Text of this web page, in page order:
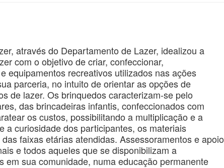
através do Departamento de Lazer, idealizou a
com o objetivo de criar, confeccionar,
equipamentos recreativos utilizados nas ações
parceria, no intuito de orientar as opções de
de lazer. Os brinquedos caracterizam-se pelo
das brincadeiras infantis, confeccionados com
os custos, possibilitando a multiplicação e a
a curiosidade dos participantes, os materiais
faixas etárias atendidas. Assessoramentos e apoio
e todos aqueles que se disponibilizam a
em sua comunidade, numa educação permanente